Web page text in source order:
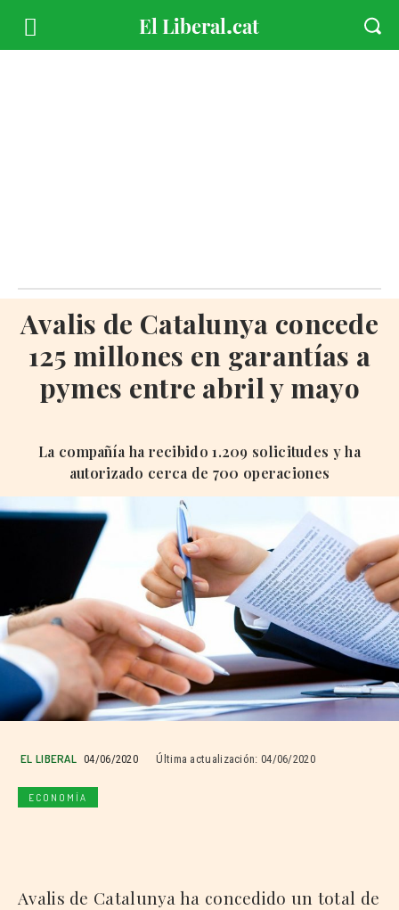
Avalis de Catalunya concede
125 millones en garantías a
pymes entre abril y mayo
La compañía ha recibido 1.209 solicitudes y ha
autorizado cerca de 700 operaciones
EL LIBERAL 04/06/2020 Última actualización: 04/06/2020
ECONOMÍA
Avalis de Catalunya ha concedido un total de